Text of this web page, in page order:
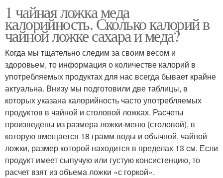
1 чайная ложка меда
калорийность. Сколько калорий в
чайной ложке сахара и меда?
Когда мы тщательно следим за своим весом и
здоровьем, то информация о количестве калорий в
употребляемых продуктах для нас всегда бывает крайне
актуальна. Внизу мы подготовили две таблицы, в
которых указана калорийность часто употребляемых
продуктов в чайной и столовой ложках. Расчеты
произведены из размера ложки-меню (столовой), в
которую вмещается 18 грамм воды и обычной, чайной
ложки, размер которой находится в пределах 13 см. Если
продукт имеет сыпучую или густую консистенцию, то
расчет взят из объема ложки «с горкой».